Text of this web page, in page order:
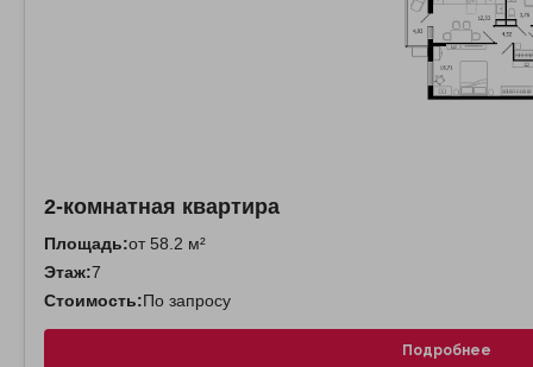
2-комнатная квартира
Площадь:от 58.2 м²
Этаж:7
Стоимость:По запросу
Подробнее